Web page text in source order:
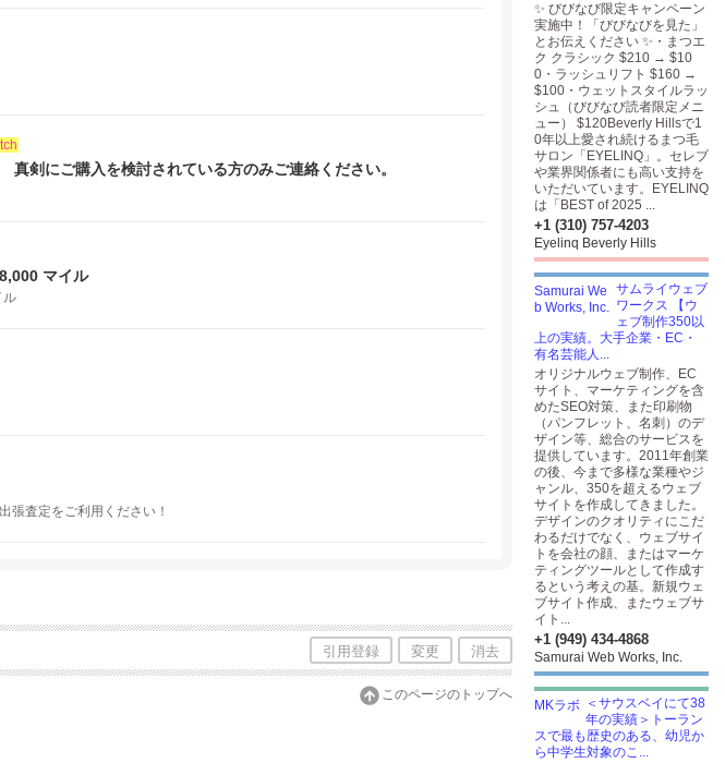
剣にご購入を検討されている方のみご連絡ください。
マイル
ル
張査定をご利用ください！
引用登録 変更 消去
このページのトップへ
✨ びびなび限定キャンペーン
実施中！「びびなびを見た」
とお伝えください ✨・まつエ
ク クラシック $210 → $10
0・ラッシュリフト $160 →
$100・ウェットスタイルラッ
シュ（びびなび読者限定メニ
ュー） $120Beverly Hillsで1
0年以上愛され続けるまつ毛
サロン「EYELINQ」。セレブ
や業界関係者にも高い支持を
いただいています。EYELINQ
は「BEST of 2025 ...
+1 (310) 757-4203
Eyelinq Beverly Hills
サムライウェブ
ワークス 【ウ
ェブ制作350以
上の実績。大手企業・EC・
有名芸能人...
オリジナルウェブ制作、EC
サイト、マーケティングを含
めたSEO対策、また印刷物
（パンフレット、名刺）のデ
ザイン等、総合のサービスを
提供しています。2011年創業
の後、今まで多様な業種やジ
ャンル、350を超えるウェブ
サイトを作成してきました。
デザインのクオリティにこだ
わるだけでなく、ウェブサイ
トを会社の顔、またはマーケ
ティングツールとして作成す
るという考えの基。新規ウェ
ブサイト作成、またウェブサ
イト...
+1 (949) 434-4868
Samurai Web Works, Inc.
＜サウスベイにて38
年の実績＞トーラン
スで最も歴史のある、幼児か
ら中学生対象のこ...